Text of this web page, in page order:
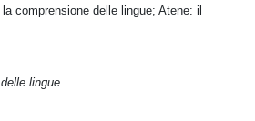
comprensione delle lingue; Atene: il
lingue